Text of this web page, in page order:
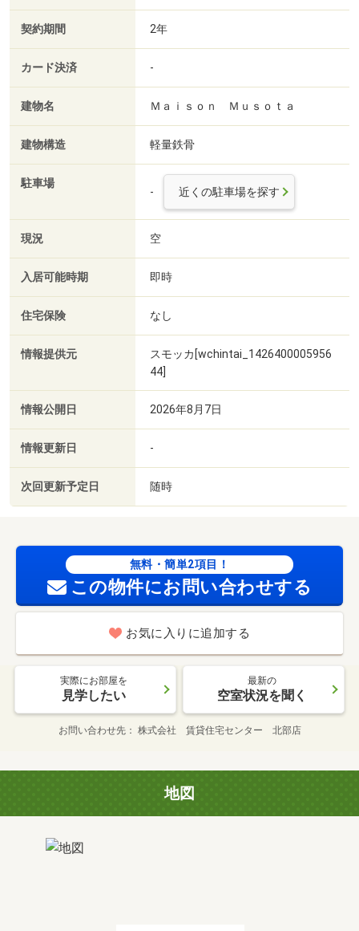
契約期間 2年
カード決済 -
建物名 Ｍａｉｓｏｎ Ｍｕｓｏｔａ
建物構造 軽量鉄骨
駐車場
- 近くの駐車場を探す
現況 空
入居可能時期 即時
住宅保険 なし
情報提供元
スモッカ[wchintai_1426400005956
44]
情報公開日 2026年8月7日
情報更新日 -
次回更新予定日 随時
無料・簡単2項目！
この物件にお問い合わせする
お気に入りに追加する
実際にお部屋を
見学したい
最新の
空室状況を聞く
お問い合わせ先 株式会社 賃貸住宅センター 北部店
地図